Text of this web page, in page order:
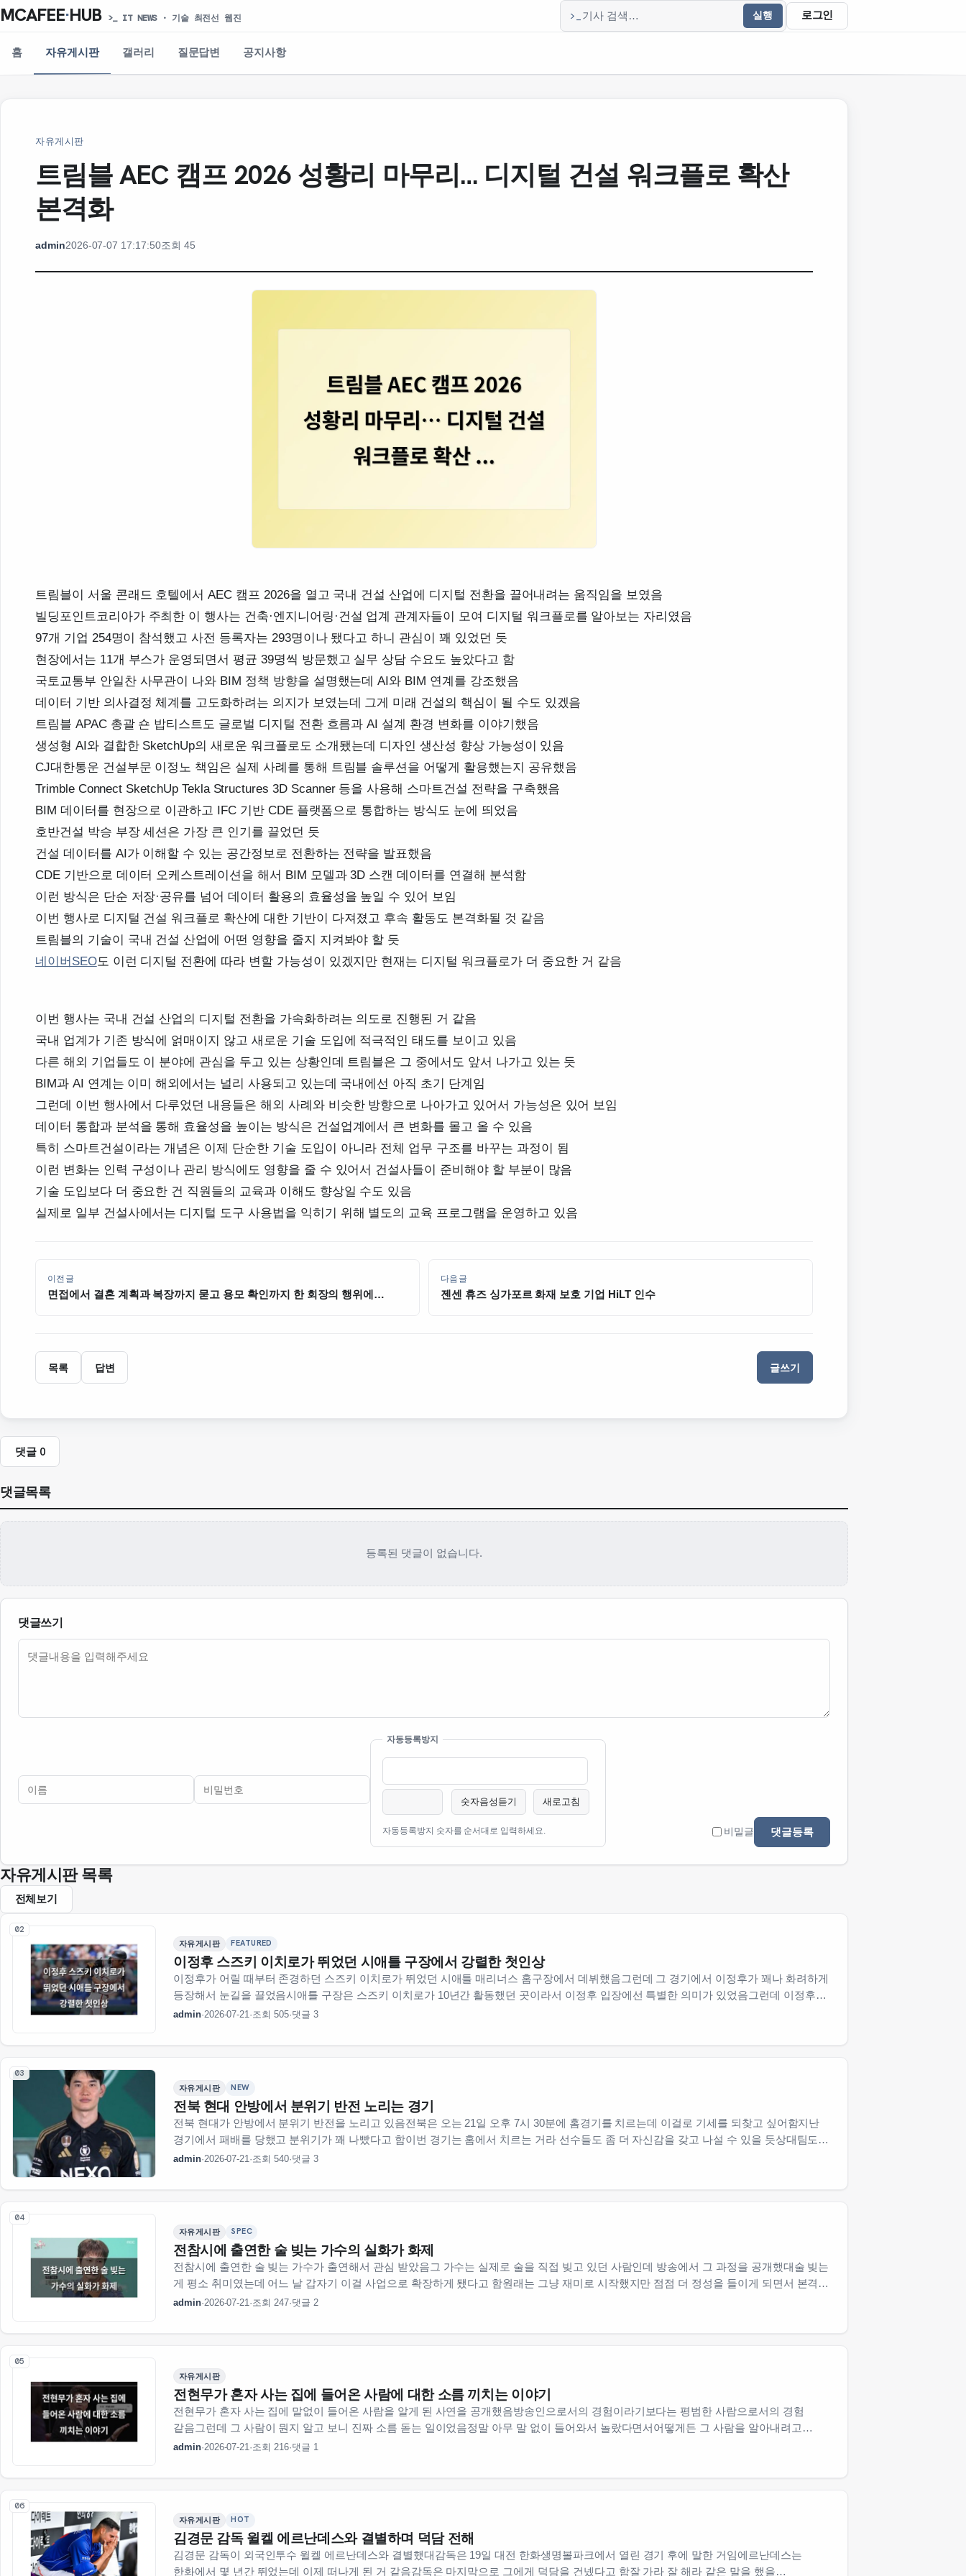
MCAFEE·HUB >_ IT NEWS · 기술 최전선 웹진 >_
기사 검색
실행 로그인
홈 자유게시판 갤러리 질문답변 공지사항
자유게시판
트림블 AEC 캠프 2026 성황리 마무리… 디지털 건설 워크플로 확산
본격화
admin2026-07-07 17:17:50조회 45
트림블이 서울 콘래드 호텔에서 AEC 캠프 2026을 열고 국내 건설 산업에 디지털 전환을 끌어내려는 움직임을 보였음
빌딩포인트코리아가 주최한 이 행사는 건축·엔지니어링·건설 업계 관계자들이 모여 디지털 워크플로를 알아보는 자리였음
97개 기업 254명이 참석했고 사전 등록자는 293명이나 됐다고 하니 관심이 꽤 있었던 듯
현장에서는 11개 부스가 운영되면서 평균 39명씩 방문했고 실무 상담 수요도 높았다고 함
국토교통부 안일찬 사무관이 나와 BIM 정책 방향을 설명했는데 AI와 BIM 연계를 강조했음
데이터 기반 의사결정 체계를 고도화하려는 의지가 보였는데 그게 미래 건설의 핵심이 될 수도 있겠음
트림블 APAC 총괄 숀 밥티스트도 글로벌 디지털 전환 흐름과 AI 설계 환경 변화를 이야기했음
생성형 AI와 결합한 SketchUp의 새로운 워크플로도 소개됐는데 디자인 생산성 향상 가능성이 있음
CJ대한통운 건설부문 이정노 책임은 실제 사례를 통해 트림블 솔루션을 어떻게 활용했는지 공유했음
Trimble Connect SketchUp Tekla Structures 3D Scanner 등을 사용해 스마트건설 전략을 구축했음
BIM 데이터를 현장으로 이관하고 IFC 기반 CDE 플랫폼으로 통합하는 방식도 눈에 띄었음
호반건설 박승 부장 세션은 가장 큰 인기를 끌었던 듯
건설 데이터를 AI가 이해할 수 있는 공간정보로 전환하는 전략을 발표했음
CDE 기반으로 데이터 오케스트레이션을 해서 BIM 모델과 3D 스캔 데이터를 연결해 분석함
이런 방식은 단순 저장·공유를 넘어 데이터 활용의 효율성을 높일 수 있어 보임
이번 행사로 디지털 건설 워크플로 확산에 대한 기반이 다져졌고 후속 활동도 본격화될 것 같음
트림블의 기술이 국내 건설 산업에 어떤 영향을 줄지 지켜봐야 할 듯
네이버SEO도 이런 디지털 전환에 따라 변할 가능성이 있겠지만 현재는 디지털 워크플로가 더 중요한 거 같음
이번 행사는 국내 건설 산업의 디지털 전환을 가속화하려는 의도로 진행된 거 같음
국내 업계가 기존 방식에 얽매이지 않고 새로운 기술 도입에 적극적인 태도를 보이고 있음
다른 해외 기업들도 이 분야에 관심을 두고 있는 상황인데 트림블은 그 중에서도 앞서 나가고 있는 듯
BIM과 AI 연계는 이미 해외에서는 널리 사용되고 있는데 국내에선 아직 초기 단계임
그런데 이번 행사에서 다루었던 내용들은 해외 사례와 비슷한 방향으로 나아가고 있어서 가능성은 있어 보임
데이터 통합과 분석을 통해 효율성을 높이는 방식은 건설업계에서 큰 변화를 몰고 올 수 있음
특히 스마트건설이라는 개념은 이제 단순한 기술 도입이 아니라 전체 업무 구조를 바꾸는 과정이 됨
이런 변화는 인력 구성이나 관리 방식에도 영향을 줄 수 있어서 건설사들이 준비해야 할 부분이 많음
기술 도입보다 더 중요한 건 직원들의 교육과 이해도 향상일 수도 있음
실제로 일부 건설사에서는 디지털 도구 사용법을 익히기 위해 별도의 교육 프로그램을 운영하고 있음
이전글
면접에서 결혼 계획과 복장까지 묻고 용모 확인까지 한 회장의 행위에
다음글
젠센 휴즈 싱가포르 화재 보호 기업 HiLT 인수
목록 답변 글쓰기
댓글0
댓글목록
등록된 댓글이 없습니다.
댓글쓰기
이름필수
비밀번호
자동등록방지
숫자음성듣기 새로고침
자동등록방지 숫자를 순서대로 입력하세요. 비밀글 댓글등록
자유게시판 목록
전체보기
02
자유게시판 FEATURED
이정후 스즈키 이치로가 뛰었던 시애틀 구장에서 강렬한 첫인상
이정후가 어릴 때부터 존경하던 스즈키 이치로가 뛰었던 시애틀 매리너스 홈구장에서 데뷔했음그런데 그 경기에서 이정후가 꽤나 화려하게
등장해서 눈길을 끌었음시애틀 구장은 스즈키 이치로가 10년간 활동했던 곳이라서 이정후 입장에선 특별한 의미가 있었음그런데 이정후는
경기 시…
admin·2026-07-21·조회 505·댓글 3
03
자유게시판 NEW
전북 현대 안방에서 분위기 반전 노리는 경기
전북 현대가 안방에서 분위기 반전을 노리고 있음전북은 오는 21일 오후 7시 30분에 홈경기를 치르는데 이걸로 기세를 되찾고 싶어함지난
경기에서 패배를 당했고 분위기가 꽤 나빴다고 함이번 경기는 홈에서 치르는 거라 선수들도 좀 더 자신감을 갖고 나설 수 있을 듯상대팀도…
admin·2026-07-21 ·조회 540·댓글 3
04
자유게시판 SPEC
전참시에 출연한 술 빚는 가수의 실화가 화제
전참시에 출연한 술 빚는 가수가 출연해서 관심 받았음그 가수는 실제로 술을 직접 빚고 있던 사람인데 방송에서 그 과정을 공개했대술 빚는
게 평소 취미였는데 어느 날 갑자기 이걸 사업으로 확장하게 됐다고 함원래는 그냥 재미로 시작했지만 점점 더 정성을 들이게 되면서 본격…
admin·2026-07-21·조회 247·댓글 2
05
자유게시판
전현무가 혼자 사는 집에 들어온 사람에 대한 소름 끼치는 이야기
전현무가 혼자 사는 집에 말없이 들어온 사람을 알게 된 사연을 공개했음방송인으로서의 경험이라기보다는 평범한 사람으로서의 경험
같음그런데 그 사람이 뭔지 알고 보니 진짜 소름 돋는 일이었음정말 아무 말 없이 들어와서 놀랐다면서어떻게든 그 사람을 알아내려고
했는데 결국은 …
admin·2026-07-21 ·조회 216·댓글 1
06
자유게시판 HOT
김경문 감독 윌켈 에르난데스와 결별하며 덕담 전해
김경문 감독이 외국인투수 윌켈 에르난데스와 결별했대감독은 19일 대전 한화생명볼파크에서 열린 경기 후에 말한 거임에르난데스는
한화에서 몇 년간 뛰었는데 이제 떠나게 된 거 같음감독은 마지막으로 그에게 덕담을 건넸다고 함잘 가라 잘 해라 같은 말을 했을